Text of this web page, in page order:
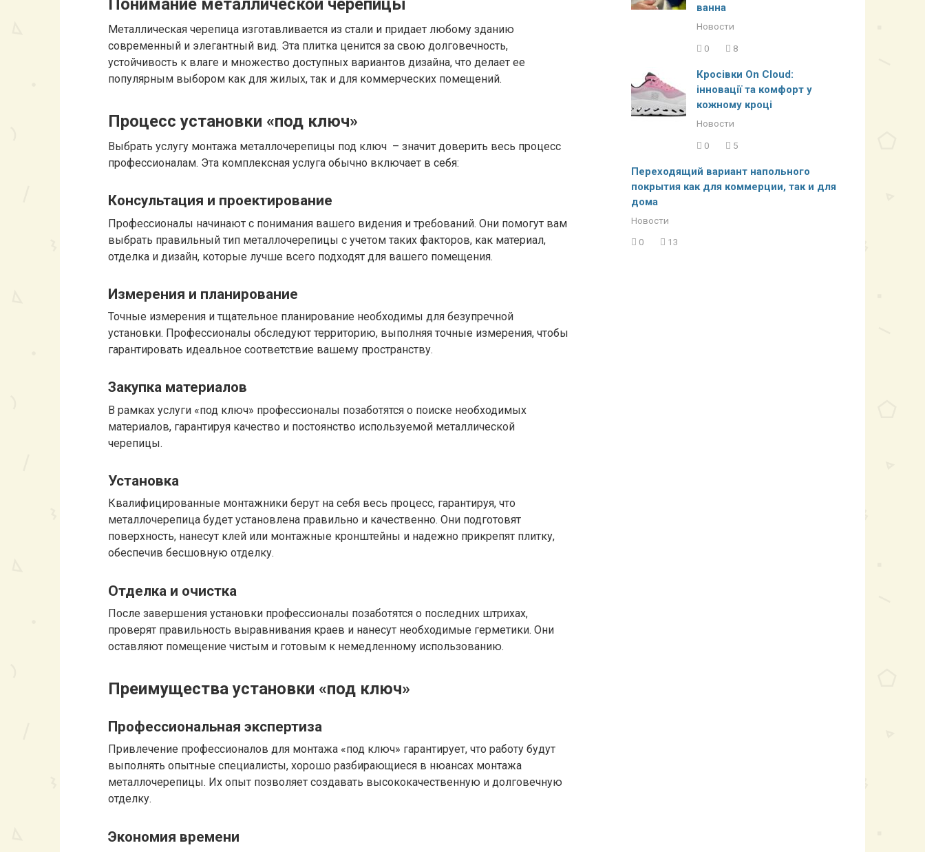
Понимание металлической черепицы
Металлическая черепица изготавливается из стали и придает любому зданию
современный и элегантный вид. Эта плитка ценится за свою долговечность,
устойчивость к влаге и множество доступных вариантов дизайна, что делает ее
популярным выбором как для жилых, так и для коммерческих помещений.
Процесс установки «под ключ»
Выбрать услугу монтажа металлочерепицы под ключ – значит доверить весь процесс
профессионалам. Эта комплексная услуга обычно включает в себя:
Консультация и проектирование
Профессионалы начинают с понимания вашего видения и требований. Они помогут вам
выбрать правильный тип металлочерепицы с учетом таких факторов, как материал,
отделка и дизайн, которые лучше всего подходят для вашего помещения.
Измерения и планирование
Точные измерения и тщательное планирование необходимы для безупречной
установки. Профессионалы обследуют территорию, выполняя точные измерения, чтобы
гарантировать идеальное соответствие вашему пространству.
Закупка материалов
В рамках услуги «под ключ» профессионалы позаботятся о поиске необходимых
материалов, гарантируя качество и постоянство используемой металлической
черепицы.
Установка
Квалифицированные монтажники берут на себя весь процесс, гарантируя, что
металлочерепица будет установлена правильно и качественно. Они подготовят
поверхность, нанесут клей или монтажные кронштейны и надежно прикрепят плитку,
обеспечив бесшовную отделку.
Отделка и очистка
После завершения установки профессионалы позаботятся о последних штрихах,
проверят правильность выравнивания краев и нанесут необходимые герметики. Они
оставляют помещение чистым и готовым к немедленному использованию.
Преимущества установки «под ключ»
Профессиональная экспертиза
Привлечение профессионалов для монтажа «под ключ» гарантирует, что работу будут
выполнять опытные специалисты, хорошо разбирающиеся в нюансах монтажа
металлочерепицы. Их опыт позволяет создавать высококачественную и долговечную
отделку.
Экономия времени
ванна
Новости
0
8
Кросівки On Cloud:
інновації та комфорт у
кожному кроці
Новости
0
5
Переходящий вариант напольного
покрытия как для коммерции, так и для
дома
Новости
0
13